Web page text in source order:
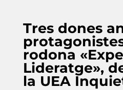
Tres dones
rodona
Lideratge»,
la UEA